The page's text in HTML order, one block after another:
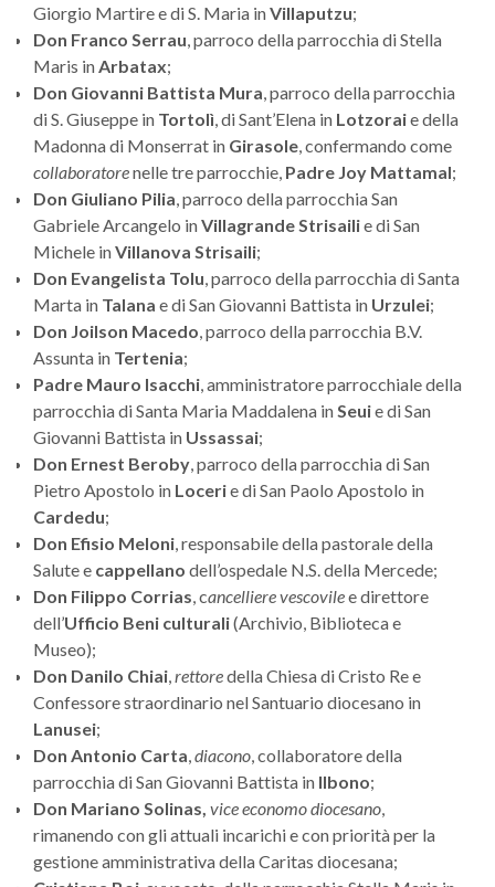
Giorgio Martire e di S. Maria inVillaputzu;
Don Franco Serrau , parroco della parrocchia di Stella
Maris in Arbatax;
Don Giovanni Battista Mura , parroco della parrocchia
di S. Giuseppe in Tortolì , di Sant’Elena in Lotzoraie della
Madonna di Monserrat in Girasole , confermando come
collaboratorenelle tre parrocchie, Padre Joy Mattamal;
Don Giuliano Pilia , parroco della parrocchia San
Gabriele Arcangelo inVillagrande Strisailie di San
Michele inVillanova Strisaili;
Don Evangelista Tolu , parroco della parrocchia di Santa
Marta in Talana e di San Giovanni Battista in Urzulei;
Don Joilson Macedo , parroco della parrocchia B.V.
Assunta in Tertenia;
Padre Mauro Isacchi , amministratore parrocchiale della
parrocchia di Santa Maria Maddalena in Seuie di San
Giovanni Battista in Ussassai;
Don Ernest Beroby , parroco della parrocchia di San
Pietro Apostolo in Locerie di San Paolo Apostolo in
Cardedu;
Don Efisio Meloni , responsabile della pastorale della
Salute e cappellano dell’ospedale N.S. della Mercede;
Don Filippo Corrias , cancelliere vescovilee direttore
dell’Ufficio Beni culturali(Archivio, Biblioteca e
Museo);
Don Danilo Chiai rettoredella Chiesa di Cristo Re e
Confessore straordinario nel Santuario diocesano in
Lanusei;
Don Antonio Carta diacono , collaboratore della
parrocchia di San Giovanni Battista in Ilbono;
Don Mariano Solinas, vice economo diocesano
rimanendo con gli attuali incarichi e con priorità per la
gestione amministrativa della Caritas diocesana;